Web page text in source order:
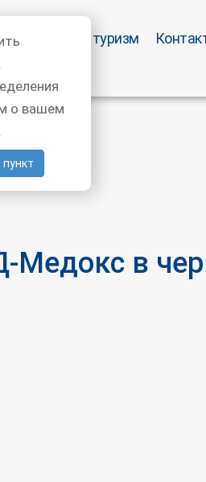
Медицинский туризм
2020р.
Медокс в
о вашем